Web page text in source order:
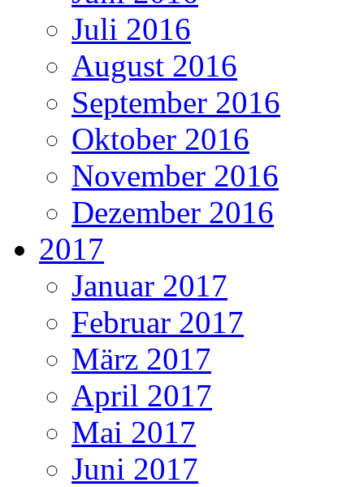
Juli 2016
August 2016
September 2016
Oktober 2016
November 2016
Dezember 2016
2017
Januar 2017
Februar 2017
März 2017
April 2017
Mai 2017
Juni 2017